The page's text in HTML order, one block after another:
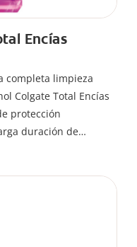
Encías
completa limpieza
Colgate Total Encías
protección
duración de
cosméticos comunes
sarro y mal